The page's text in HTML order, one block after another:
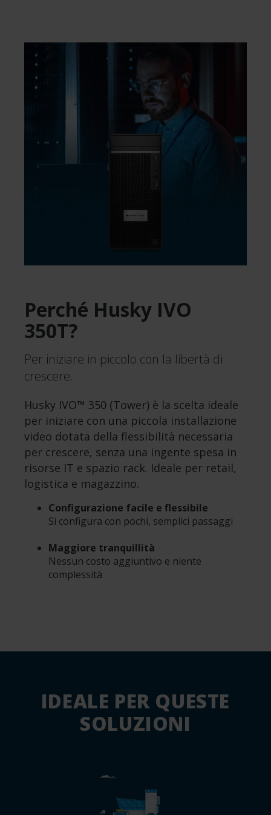
Perché Husky IVO
350T?
Per iniziare in piccolo con la libertà di
crescere.
Husky IVO™ 350 (Tower) è la scelta ideale
per iniziare con una piccola installazione
video dotata della flessibilità necessaria
per crescere, senza una ingente spesa in
risorse IT e spazio rack. Ideale per retail,
logistica e magazzino.
Configurazione facile e flessibile
Si configura con pochi, semplici passaggi
Maggiore tranquillità
Nessun costo aggiuntivo e niente
complessità
IDEALE PER QUESTE
SOLUZIONI